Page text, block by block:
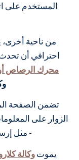
المستخدم على
من ناحية
احترافي أن
محرك الرصاص أو
تضمن الصفحة
الزوار على
- مثل
يموتوكالة